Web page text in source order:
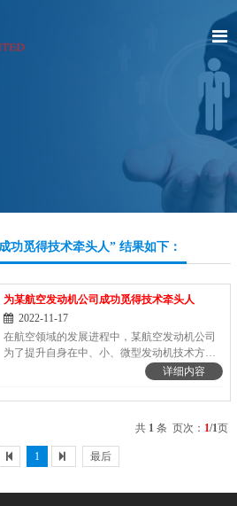
功觅得技术牵头人” 结果如下：
为某航空发动机公司成功觅得技术牵头人
2022-11-17
在航空领域的发展进程中，某航空发动机公司
为了提升自身在中、小、微型发动机技术方面
的实力，急需找寻一名合适的技术牵头人。亨
才搜寻之旅。
详细内容
共 1 条 页次： 1/1页
1 最后